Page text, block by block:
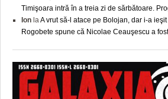
Timişoara intră în a treia zi de sărbătoare.
Ion la A vrut să-l atace pe Bolojan, dar i-a
Rogobete spune că Nicolae Ceauşescu a